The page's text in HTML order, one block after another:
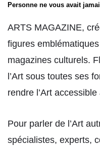
Personne ne vous avait
ARTS MAGAZINE,
figures
magazines culturels.
l’Art sous toutes ses
rendre l’Art accessible
Pour parler de l’Art
spécialistes, experts,